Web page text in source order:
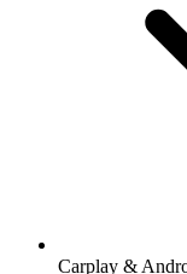
Carplay &